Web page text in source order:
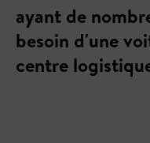
ayant de
besoin d'une
centre